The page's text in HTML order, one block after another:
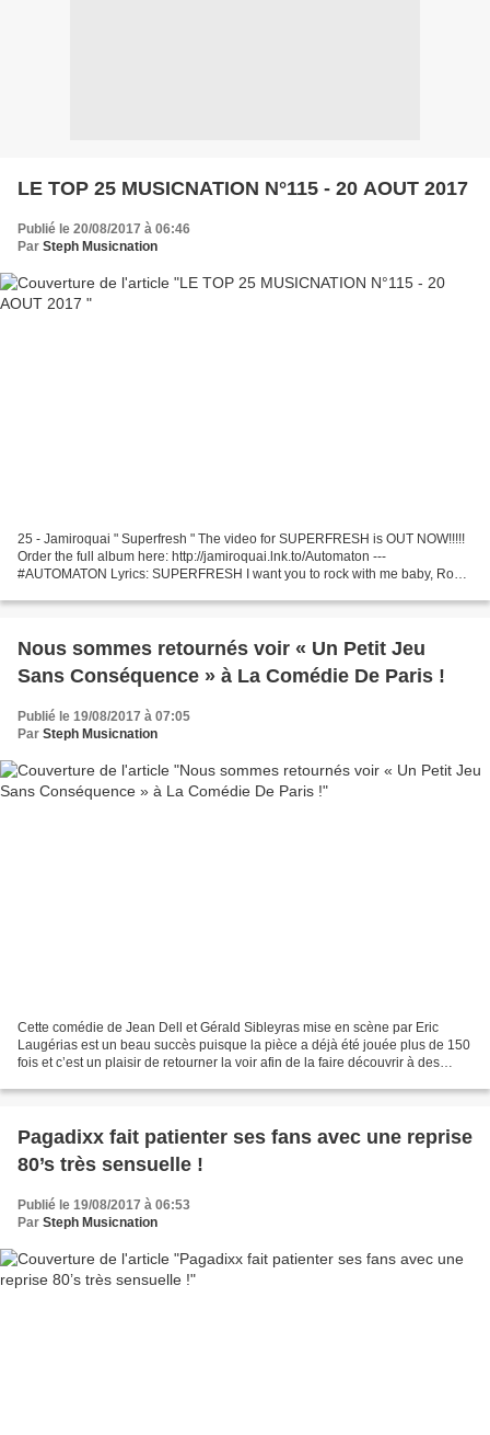
LE TOP 25 MUSICNATION N°115 - 20 AOUT 2017
Publié le 20/08/2017 à 06:46
Par Steph Musicnation
25 - Jamiroquai " Superfresh " The video for SUPERFRESH is OUT NOW!!!!!
Order the full album here: http://jamiroquai.lnk.to/Automaton ---
#AUTOMATON Lyrics: SUPERFRESH I want you to rock with me baby, Rock
Nous sommes retournés voir « Un Petit Jeu
Sans Conséquence » à La Comédie De Paris !
Publié le 19/08/2017 à 07:05
Par Steph Musicnation
Cette comédie de Jean Dell et Gérald Sibleyras mise en scène par Eric
Laugérias est un beau succès puisque la pièce a déjà été jouée plus de 150
fois et c’est un plaisir de retourner la voir afin de la faire découvrir à des
Pagadixx fait patienter ses fans avec une reprise
80’s très sensuelle !
Publié le 19/08/2017 à 06:53
Par Steph Musicnation